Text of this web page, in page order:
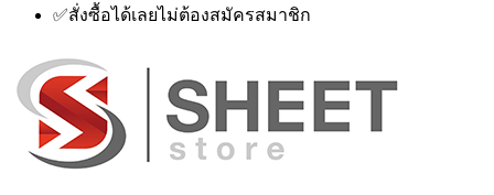
✅สั่งซื้อได้เลยไม่ต้องสมัครสมาชิก